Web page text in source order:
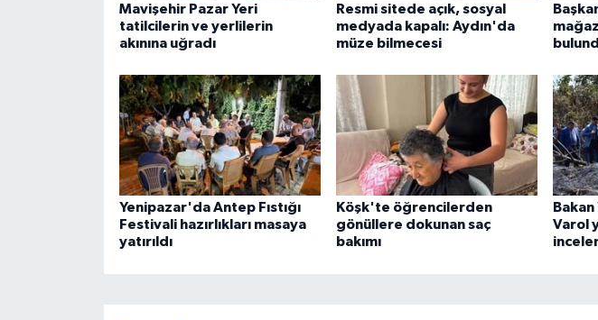
Mavişehir Pazar Yeri
tatilcilerin ve yerlilerin
akınına uğradı
Resmi sitede açık, sosyal
medyada kapalı: Aydın'da
müze bilmecesi
Yenipazar'da Antep Fıstığı
Festivali hazırlıkları masaya
yatırıldı
Köşk'te öğrencilerden
gönüllere dokunan saç
bakımı
Bakan
Varol